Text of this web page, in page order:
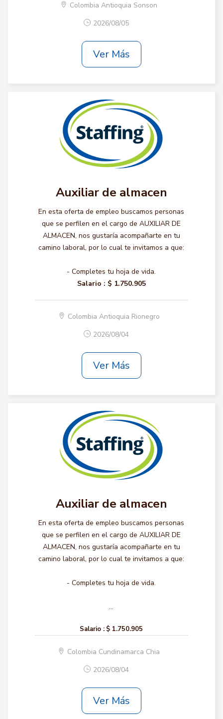
Colombia Antioquia Sonson
2026/08/05
Ver Más
Auxiliar de almacen
En esta oferta de empleo buscamos personas
que se perfilen en el cargo de AUXILIAR DE
ALMACEN, nos gustaría acompañarte en tu
camino laboral, por lo cual te invitamos a que:
- Completes tu hoja de vida.
Salario : $ 1.750.905
Colombia Antioquia Rionegro
2026/08/04
Ver Más
Auxiliar de almacen
En esta oferta de empleo buscamos personas
que se perfilen en el cargo de AUXILIAR DE
ALMACEN, nos gustaría acompañarte en tu
camino laboral, por lo cual te invitamos a que:
- Completes tu hoja de vida.
...
Salario : $ 1.750.905
Colombia Cundinamarca Chia
2026/08/04
Ver Más